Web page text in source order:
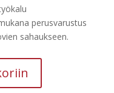
perusvarustus
sahaukseen.